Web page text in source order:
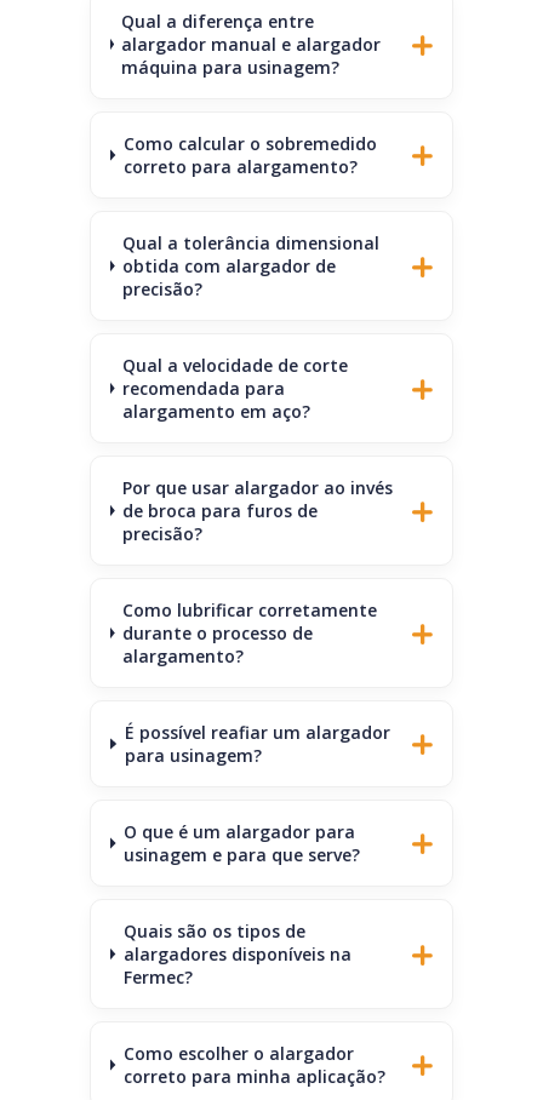
Qual a diferença entre
alargador manual e alargador
máquina para usinagem?
Como calcular o sobremedido
correto para alargamento?
Qual a tolerância dimensional
obtida com alargador de
precisão?
Qual a velocidade de corte
recomendada para
alargamento em aço?
Por que usar alargador ao invés
de broca para furos de
precisão?
Como lubrificar corretamente
durante o processo de
alargamento?
É possível reafiar um alargador
para usinagem?
O que é um alargador para
usinagem e para que serve?
Quais são os tipos de
alargadores disponíveis na
Fermec?
Como escolher o alargador
correto para minha aplicação?